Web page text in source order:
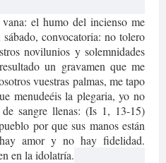
el humo del incienso me
convocatoria: no tolero
novilunios y solemnidades
un gravamen que me
vuestras palmas, me tapo
menudeéis la plegaria, yo no
sangre llenas: (Is 1, 13-15)
por que sus manos están
amor y no hay fidelidad.
en la idolatría.